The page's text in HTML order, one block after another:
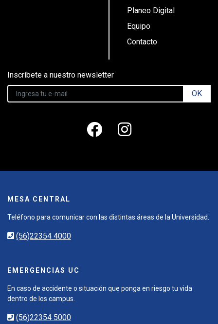
Planeo Digital
Equipo
Contacto
Inscríbete a nuestro newsletter
OK
MESA CENTRAL
Teléfono para comunicar con las distintas áreas de la Universidad.
(56)22354 4000
EMERGENCIAS UC
En caso de accidente o situación que ponga en riesgo tu vida
dentro de los campus.
(56)22354 5000